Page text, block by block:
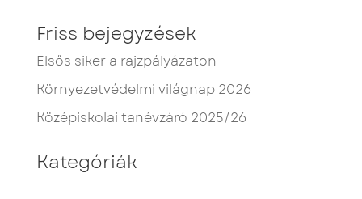
Friss bejegyzések
Elsős siker a rajzpályázaton
Környezetvédelmi világnap 2026
Középiskolai tanévzáró 2025/26
Kategóriák